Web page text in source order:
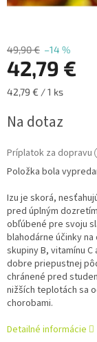
49,90 € –14 %
42,79 €
Jednotková
42,79 € / 1 ks
Na dotaz
Príplatok za dopravu
Položka bola
Izu je skorá,
pred úplným
obľúbené pre svoju
blahodárne účinky
skupiny B, vitamínu
dobre priepustnej
chránené pred
nižších teplotách sa
chorobami.
Detailné informácie